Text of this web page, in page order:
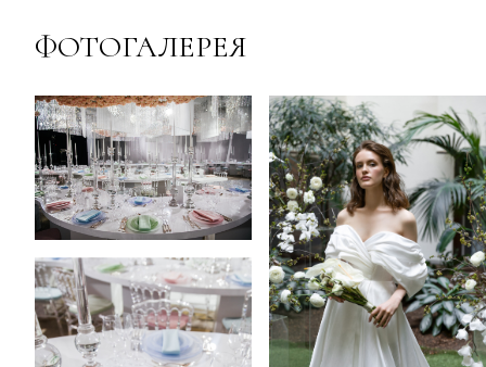
ФОТОГАЛЕРЕЯ